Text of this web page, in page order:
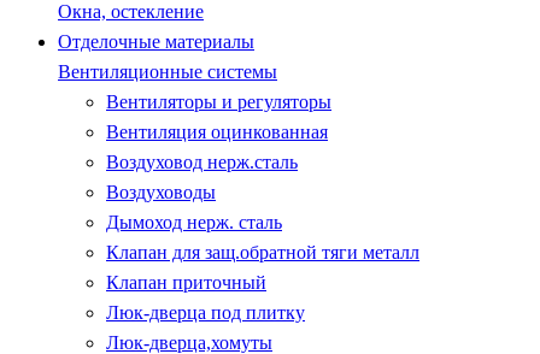
Окна, остекление
Отделочные материалы
Вентиляционные системы
Вентиляторы и регуляторы
Вентиляция оцинкованная
Воздуховод нерж.сталь
Воздуховоды
Дымоход нерж. сталь
Клапан для защ.обратной тяги металл
Клапан приточный
Люк-дверца под плитку
Люк-дверца,хомуты